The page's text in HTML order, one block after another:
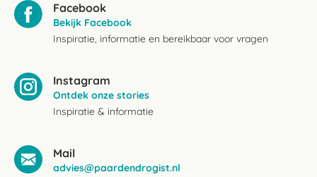
Facebook
Bekijk Facebook
Inspiratie, informatie en bereikbaar voor vragen
Instagram
Ontdek onze stories
Inspiratie & informatie
Mail
advies@paardendrogist.nl